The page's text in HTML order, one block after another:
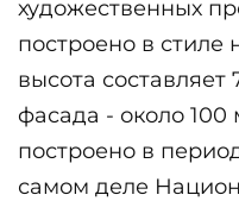
художественных
построено в стиле
высота
фасада - около
построено в
самом деле